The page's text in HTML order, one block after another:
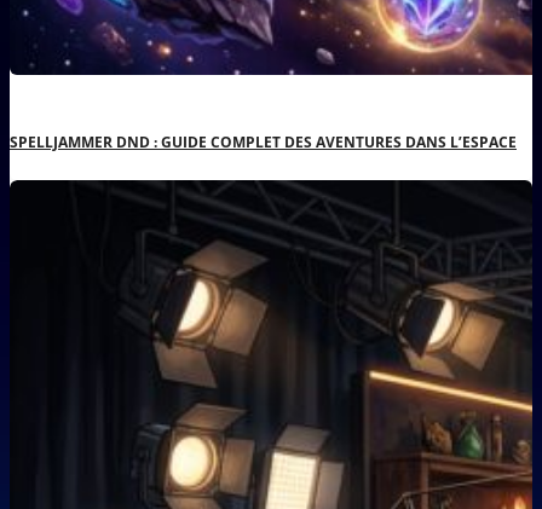
SPELLJAMMER DND : GUIDE COMPLET DES AVENTURES DANS L’ESPACE